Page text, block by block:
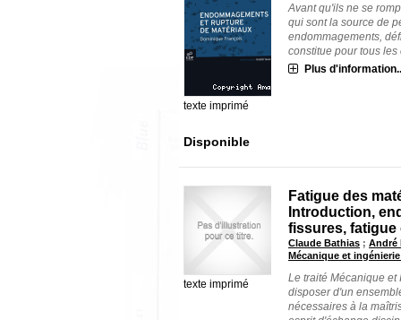
texte imprimé
Avant qu'ils ne se
qui sont la source de
endommagements,
constitue pour tous les
Plus
Disponible
texte imprimé
Fatigue des
Introduction,
fissures,
Claude Bathias ;André
Mécanique et
Le traité Mécanique
disposer d'un
nécessaires à la